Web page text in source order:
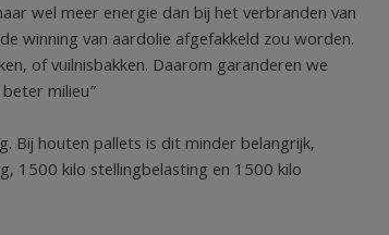
wel meer energie dan bij het verbranden van
winning van aardolie afgefakkeld zou worden.
of vuilnisbakken. Daarom garanderen we
milieu”
Bij houten pallets is dit minder belangrijk,
1500 kilo stellingbelasting en 1500 kilo